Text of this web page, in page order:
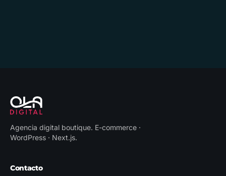
Agencia digital boutique. E-commerce ·
WordPress · Next.js.
Contacto